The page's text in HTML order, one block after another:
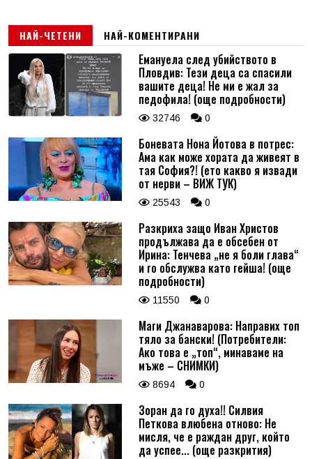
НАЙ-ЧЕТЕНИ НАЙ-КОМЕНТИРАНИ
Емануела след убийството в
Пловдив: Тези деца са спасили
вашите деца! Не ми е жал за
педофила! (още подробности)
32746 0
Боневата Нона Йотова в потрес:
Ама как може хората да живеят в
тая София?! (ето какво я извади
от нерви – ВИЖ ТУК)
25543 0
Разкриха защо Иван Христов
продължава да е обсебен от
Ирина: Тенчева „не я боли глава“
и го обслужва като гейша! (още
подробности)
11550 0
Маги Джанаварова: Направих топ
тяло за бански! (Потребители:
Ако това е „топ“, минаваме на
мъже – СНИМКИ)
8694 0
Зоран да го духа!! Силвия
Петкова влюбена отново: Не
мисля, че е раждан друг, който
да успее... (още разкрития)